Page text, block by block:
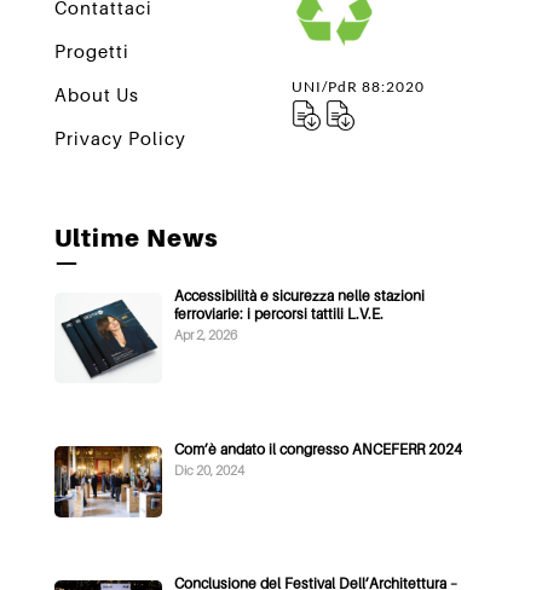
Contattaci
Progetti
About Us
Privacy Policy
UNI/PdR 88:2020
Ultime News
—
Accessibilità e sicurezza nelle stazioni
ferroviarie: i percorsi tattili L.V.E.
Apr 2, 2026
Com’è andato il congresso ANCEFERR 2024
Dic 20, 2024
Conclusione del Festival Dell’Architettura –